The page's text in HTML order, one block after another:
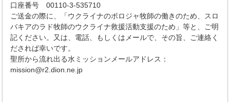
口座番号 00110-3-535710
ご送金の際に、「ウクライナのボロジャ牧師の働きのため、スロ
バキアのラド牧師のウクライナ救援活動支援のため」等と、ご明
記ください。又は、電話、もしくはメールで、その旨、ご連絡く
だされば幸いです。
聖所から流れ出る水ミッションメールアドレス：
mission@r2.dion.ne.jp